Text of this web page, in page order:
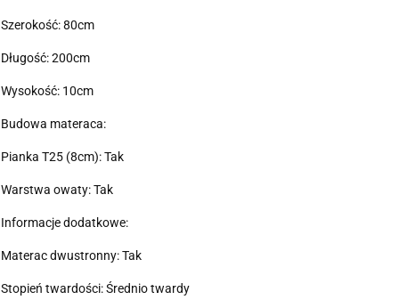
Szerokość: 80cm
Długość: 200cm
Wysokość: 10cm
Budowa materaca:
Pianka T25 (8cm): Tak
Warstwa owaty: Tak
Informacje dodatkowe:
Materac dwustronny: Tak
Stopień twardości: Średnio twardy